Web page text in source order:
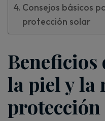
Consejos básicos
protección solar
Beneficios
la piel y la